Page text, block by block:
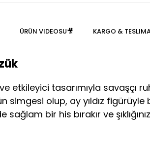
ÜRÜN VIDEOSU🎥 KARGO &
ve etkileyici tasarımıyla
olup, ay yıldız
sağlam bir his bırakır ve